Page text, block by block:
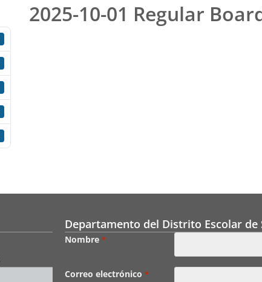
2025-10-01 Regular
Departamento del Distrito Escolar
Nombre *
Correo electrónico *